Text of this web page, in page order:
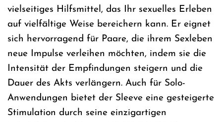
vielseitiges Hilfsmittel, das Ihr sexuelles Erleben
auf vielfältige Weise bereichern kann. Er eignet
sich hervorragend für Paare, die ihrem Sexleben
neue Impulse verleihen möchten, indem sie die
Intensität der Empfindungen steigern und die
Dauer des Akts verlängern. Auch für Solo-
Anwendungen bietet der Sleeve eine gesteigerte
Stimulation durch seine einzigartigen